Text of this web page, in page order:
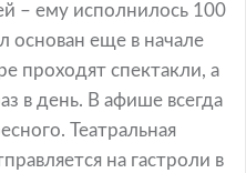
– ему исполнилось 100
основан еще в начале
проходят спектакли, а
в день. В афише всегда
Театральная
на гастроли в